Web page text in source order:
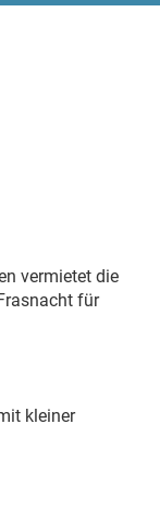
vermietet die
für
kleiner